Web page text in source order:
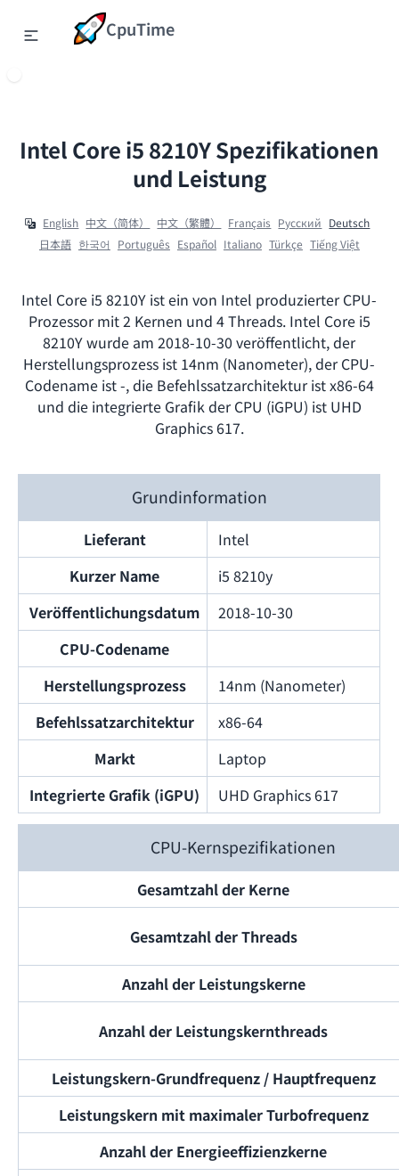
CpuTime
Intel Core i5 8210Y Spezifikationen
und Leistung
English 中文（简体） 中文（繁體） Français Ρусский Deutsch
日本語 한국어 Português Español Italiano Türkçe Tiếng Việt
Intel Core i5 8210Y ist ein von Intel produzierter CPU-
Prozessor mit 2 Kernen und 4 Threads. Intel Core i5
8210Y wurde am 2018-10-30 veröffentlicht, der
Herstellungsprozess ist 14nm (Nanometer), der CPU-
Codename ist -, die Befehlssatzarchitektur ist x86-64
und die integrierte Grafik der CPU (iGPU) ist UHD
Graphics 617.
Grundinformation
Lieferant
Intel
Kurzer Name
i5 8210y
Veröffentlichungsdatum
2018-10-30
CPU-Codename
Herstellungsprozess
14nm (Nanometer)
Befehlssatzarchitektur
x86-64
Markt
Laptop
Integrierte Grafik (iGPU)
UHD Graphics 617
CPU-Kernspezifikationen
Gesamtzahl der Kerne
Gesamtzahl der Threads
Anzahl der Leistungskerne
Anzahl der Leistungskernthreads
Leistungskern-Grundfrequenz / Hauptfrequenz
Leistungskern mit maximaler Turbofrequenz
Anzahl der Energieeffizienzkerne